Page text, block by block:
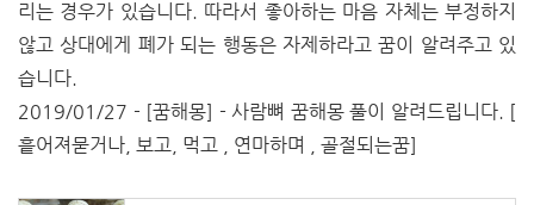
리는 경우가 있습니다. 따라서 좋아하는 마음 자체는 부정하지
않고 상대에게 폐가 되는 행동은 자제하라고 꿈이 알려주고 있
습니다.
2019/01/27 - [꿈해몽] - 사람뼈 꿈해몽 풀이 알려드립니다. [
흩어져묻거나, 보고, 먹고 , 연마하며 , 골절되는꿈]